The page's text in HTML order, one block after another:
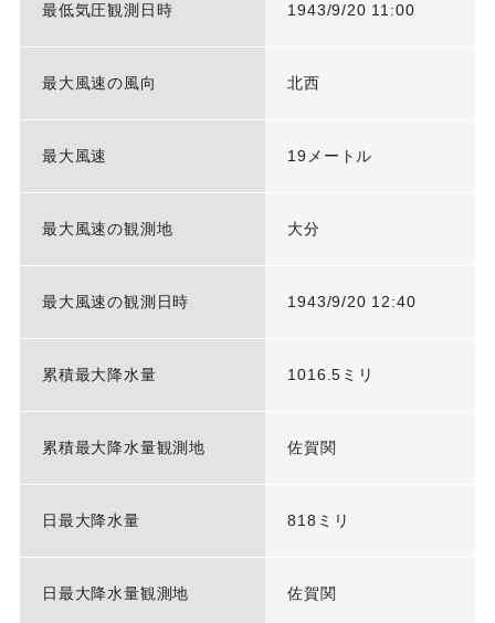
最低気圧観測日時 1943/9/20 11:00
最大風速の風向 北西
最大風速 19メートル
最大風速の観測地 大分
最大風速の観測日時 1943/9/20 12:40
累積最大降水量 1016.5ミリ
累積最大降水量観測地 佐賀関
日最大降水量 818ミリ
日最大降水量観測地 佐賀関